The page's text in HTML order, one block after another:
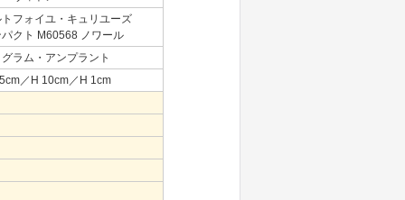
フォイユ・キュリユーズ
クト M60568 ノワール
ラム・アンプラント
／H 10cm／H 1cm